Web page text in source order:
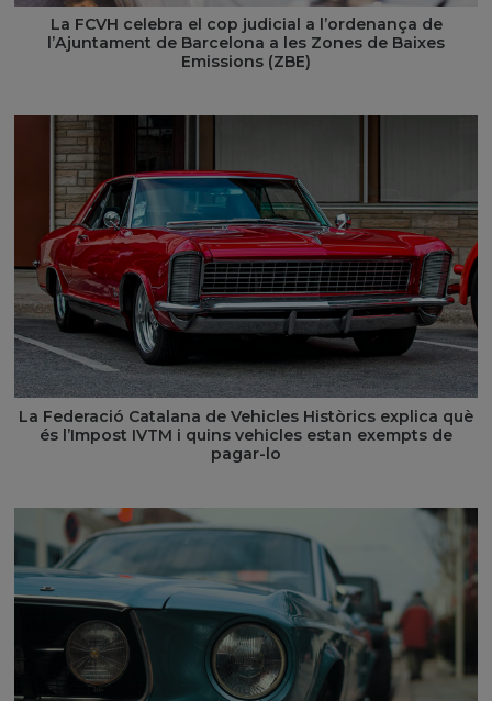
La FCVH celebra el cop judicial a l’ordenança de
l’Ajuntament de Barcelona a les Zones de Baixes
Emissions (ZBE)
La Federació Catalana de Vehicles Històrics explica què
és l’Impost IVTM i quins vehicles estan exempts de
pagar-lo